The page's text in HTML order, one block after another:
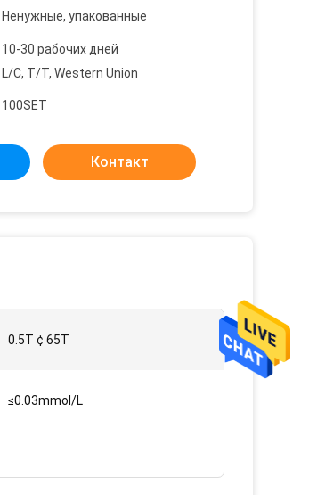
Ненужные, упакованные
10-30 рабочих дней
L/C, T/T, Western Union
100SET
Контакт
0.5T ¢ 65T
≤0.03mmol/L